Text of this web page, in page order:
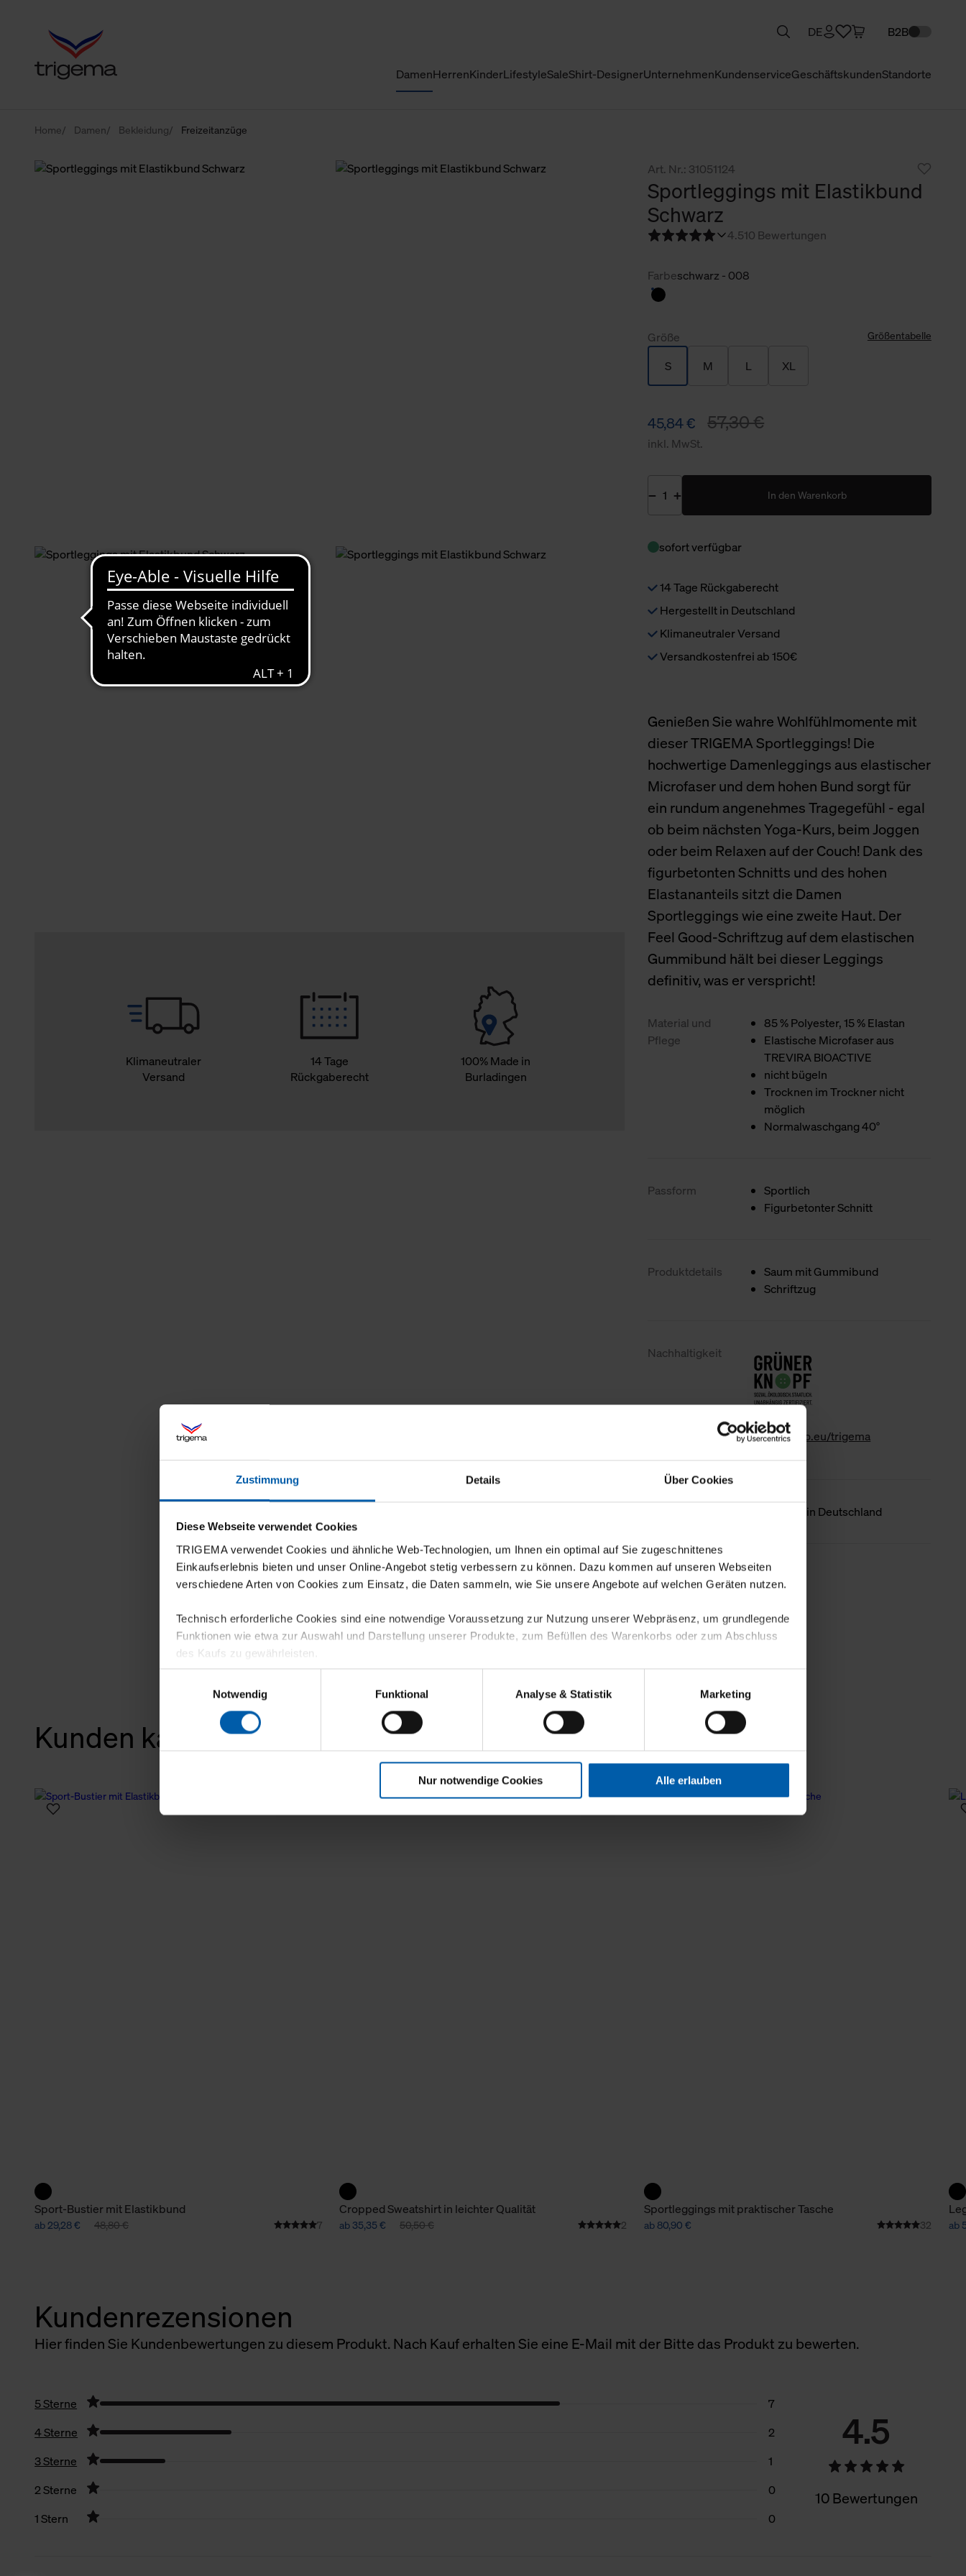
Zustimmung Details Über Cookies
Diese Webseite verwendet Cookies
TRIGEMA verwendet Cookies und ähnliche Web-Technologien, um Ihnen ein optimal auf Sie zugeschnittenes
Einkaufserlebnis bieten und unser Online-Angebot stetig verbessern zu können. Dazu kommen auf unseren Webseiten
verschiedene Arten von Cookies zum Einsatz, die Daten sammeln, wie Sie unsere Angebote auf welchen Geräten nutzen.
Technisch erforderliche Cookies sind eine notwendige Voraussetzung zur Nutzung unserer Webpräsenz, um grundlegende
Funktionen wie etwa zur Auswahl und Darstellung unserer Produkte, zum Befüllen des Warenkorbs oder zum Abschluss
des Kaufs zu gewährleisten.
Für die Darstellung personalisierter Angebote, Anzeigen und Inhalte aufgrund Ihres Nutzerverhaltens und Ihres Profils
sowie für Marketing-, Statistik- und Tracking-Zwecke zur Analyse und Optimierung unserer Webpräsenz speichern wir
personenbezogene Informationen. Diese übermitteln wir in anonymisierter Form an Dritte wie etwa unsere
Klicken Sie auf "Alle erlauben", damit wir alle Cookies und Web-Technologien für Ihr personalisiertes Einkaufserlebnis
verwenden dürfen. Über die jeweiligen Schaltflächen können Sie die Arten der Cookies selbst festlegen, die Sie erlauben
Notwendig
Funktional Analyse & Statistik Marketing
Nur notwendige Cookies Alle erlauben
DamenHerrenKinderLifestyleSaleShirt-DesignerUnternehmenKundenserviceGeschäftskundenStandorte
DE B2B
Home Damen Bekleidung Freizeitanzüge
Klimaneutraler
Versand
14 Tage
Rückgaberecht
100% Made in
Burladingen
Art. Nr.: 31051124
Sportleggings mit Elastikbund
Schwarz
4.510 Bewertungen
Farbeschwarz - 008
Größe Größentabelle
S M L XL
45,84 € 57,30 €
inkl. MwSt.
In den Warenkorb
sofort verfügbar
14 Tage Rückgaberecht
Hergestellt in Deutschland
Klimaneutraler Versand
Versandkostenfrei ab 150€
Genießen Sie wahre Wohlfühlmomente mit
dieser TRIGEMA Sportleggings! Die
hochwertige Damenleggings aus elastischer
Microfaser und dem hohen Bund sorgt für
ein rundum angenehmes Tragegefühl - egal
ob beim nächsten Yoga-Kurs, beim Joggen
oder beim Relaxen auf der Couch! Dank des
figurbetonten Schnitts und des hohen
Elastananteils sitzt die Damen
Sportleggings wie eine zweite Haut. Der
Feel Good-Schriftzug auf dem elastischen
Gummibund hält bei dieser Leggings
definitiv, was er verspricht!
Material und
Pflege
85 % Polyester, 15 % Elastan
Elastische Microfaser aus
TREVIRA BIOACTIVE
nicht bügeln
Trocknen im Trockner nicht
möglich
Normalwaschgang 40°
Passform
Sportlich
Figurbetonter Schnitt
Produktdetails
Saum mit Gummibund
Schriftzug
Nachhaltigkeit
www.gk-info.eu/trigema
Hergestellt in Deutschland
Weniger Details
Kunden kauften auch
Sport-Bustier mit Elastikbund
ab 29,28 € 48,80 € 7
Cropped Sweatshirt in leichter Qualität
ab 35,35 € 50,50 € 2
Sportleggings mit praktischer Tasche
ab 80,90 € 32 ab
Kundenrezensionen
Hier finden Sie Kundenbewertungen zu diesem Produkt. Nach Kauf erhalten Sie eine E-Mail mit der Bitte das Produkt zu bewerten.
4.5
10 Bewertungen
5 Sterne
7
4 Sterne
2
3 Sterne
1
2 Sterne
0
1 Stern
0